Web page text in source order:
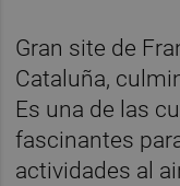
Gran site de
Cataluña,
Es una de las
fascinantes
actividades al